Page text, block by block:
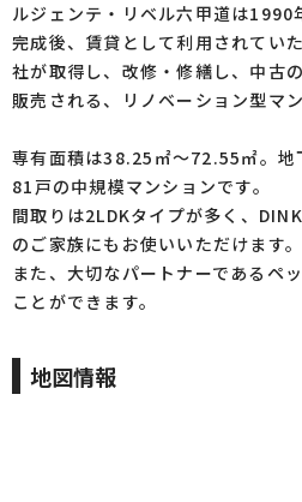
ルジェンテ・リベル六甲道は1990
完成後、賃貸として利用されてい
社が取得し、改修・修繕し、中古
販売される、リノベーション型マン
専有面積は38.25㎡～72.55㎡。地
81戸の中規模マンションです。
間取りは2LDKタイプが多く、
のご家族にもお使いいただけます。
また、大切なパートナーであるペ
ことができます。
地図情報